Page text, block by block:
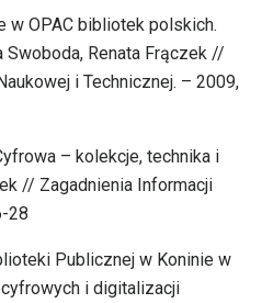
w OPAC bibliotek polskich.
Renata Frączek //
i Technicznej. – 2009,
– kolekcje, technika i
// Zagadnienia Informacji
28
Publicznej w Koninie w
i digitalizacji